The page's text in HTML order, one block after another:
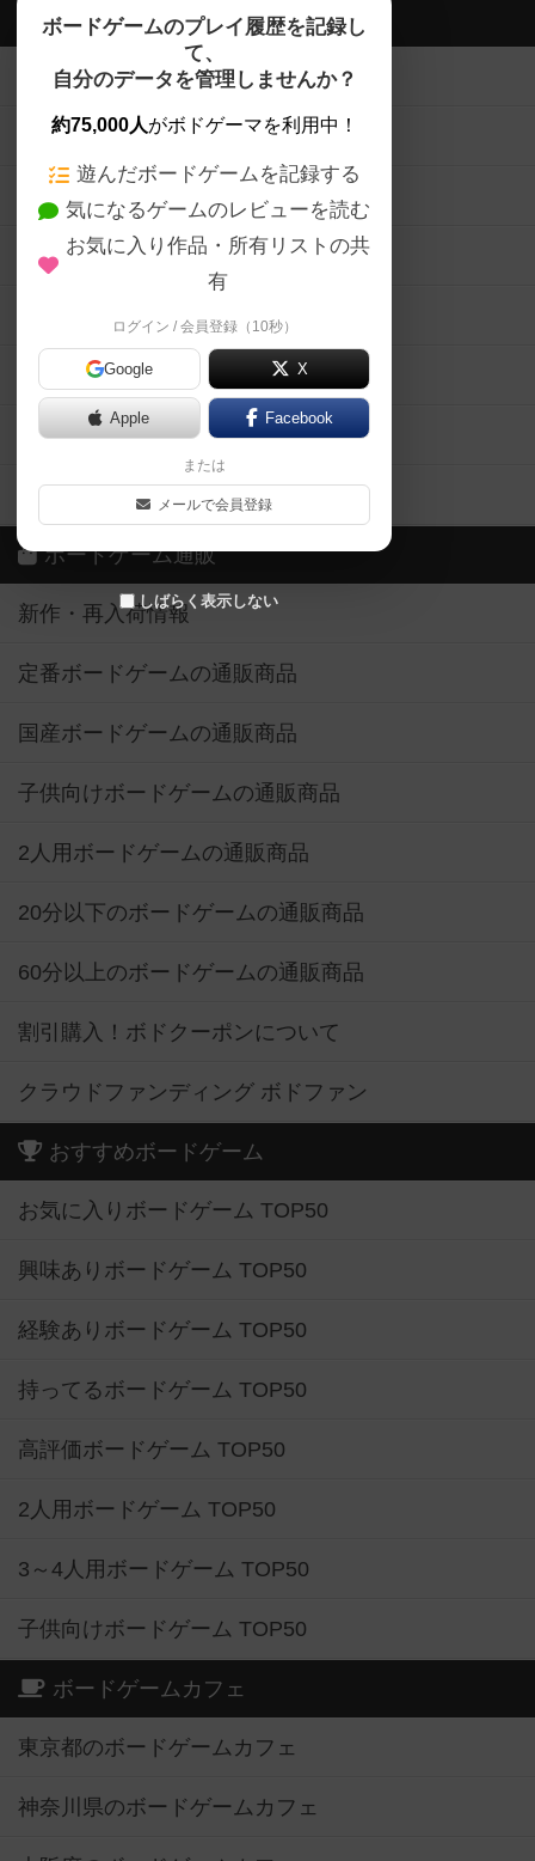
ボードゲームのプレイ履歴を記録し
て、
自分のデータを管理しませんか？
約75,000人がボドゲーマを利用中！
遊んだボードゲームを記録する
気になるゲームのレビューを読む
お気に入り作品・所有リストの共
有
ログイン / 会員登録（10秒）
Google X
Apple Facebook
または
メールで会員登録
しばらく表示しない
ボドゲーマTOP
ボードゲームを検索する
ボードゲームの新着レビュー
ボードゲーム会情報
メカニクス特集
掲示板・トピックス
ボドとも・会員一覧
ボードゲーム業界コラム
ボドゲーマご利用案内
ボードゲーム通販
新作・再入荷情報
定番ボードゲームの通販商品
国産ボードゲームの通販商品
子供向けボードゲームの通販商品
2人用ボードゲームの通販商品
20分以下のボードゲームの通販商品
60分以上のボードゲームの通販商品
割引購入！ボドクーポンについて
クラウドファンディング ボドファン
おすすめボードゲーム
お気に入りボードゲーム TOP50
興味ありボードゲーム TOP50
経験ありボードゲーム TOP50
持ってるボードゲーム TOP50
高評価ボードゲーム TOP50
2人用ボードゲーム TOP50
3～4人用ボードゲーム TOP50
子供向けボードゲーム TOP50
ボードゲームカフェ
東京都のボードゲームカフェ
神奈川県のボードゲームカフェ